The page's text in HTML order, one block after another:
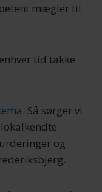
mægler til
tid takke
. Så sørger vi
og